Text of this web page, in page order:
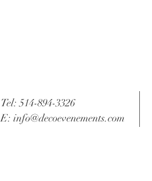
Tel: 514-894-3326
E: info@decoevenements.com